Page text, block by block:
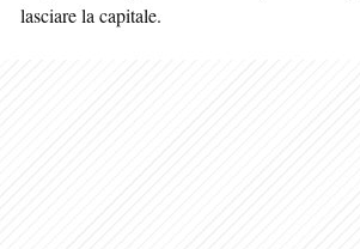
lasciare la capitale.